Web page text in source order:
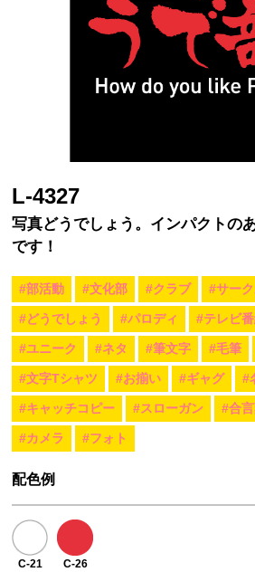
L-4327
写真どうでしょう。インパクトの
です！
#部活動 #文化部 #クラブ #サー
#どうでしょう #パロディ #テレビ番
#ユニーク #ネタ #筆文字 #毛筆
#文字Tシャツ #お揃い #ギャグ #
#キャッチコピー #スローガン #合
#カメラ #フォト
配色例
C-21 C-26